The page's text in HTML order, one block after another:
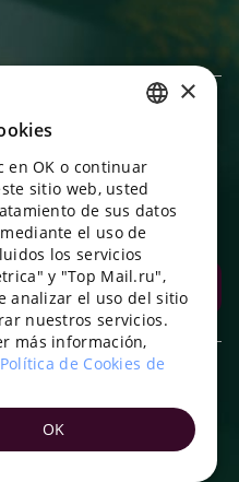
bonos por compras y
aplicación
datos
ENGLISH
UKRAINIAN
PORTUGUESE
SPANISH
HUNGARIAN
ITALIAN
×
en OK o continuar
sitio web, usted
de sus datos
el uso de
los servicios
y "Top Mail.ru",
analizar el uso del sitio
nuestros servicios.
más información,
Política de Cookies de
OK